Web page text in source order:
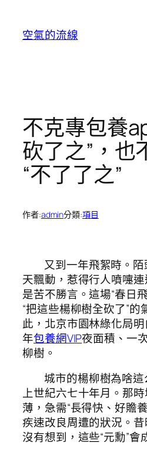
空氣的流線
不克專包養
砍了之”，也
“不了了之”
作者:admin分類:項目
又到一年飛絮時。
天飄動，惹得行人噴嚏
是苦不勝言。這場“春日
“把這些楊柳樹全砍了”
此，北京市園林綠化局
年包養網VIP夜面積、一
柳樹。
城市的楊柳樹為啥
上世紀六七十年月。那
薄，急需“長得快、好贍
疾速改良周遭的狀況。
沒有想到，這些“元勳”會